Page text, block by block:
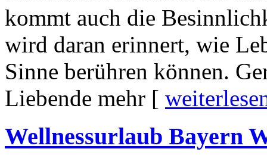
kommt auch die
wird daran erinnert, wie
Sinne berühren können.
Liebende mehr [
Wellnessurlaub Bayern